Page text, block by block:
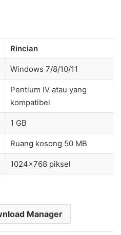
Rincian
Windows 7/8/10/11
Pentium IV atau yang
kompatibel
1 GB
Ruang kosong 50 MB
1024×768 piksel
Manager